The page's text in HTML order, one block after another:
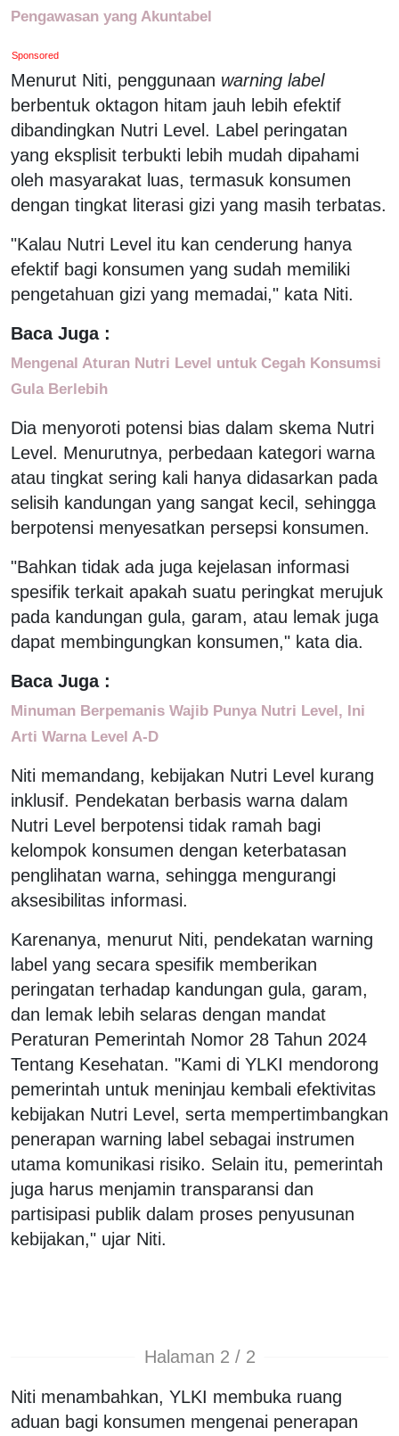
Pengawasan yang Akuntabel
Sponsored
Menurut Niti, penggunaan warning label
berbentuk oktagon hitam jauh lebih efektif
dibandingkan Nutri Level. Label peringatan
yang eksplisit terbukti lebih mudah dipahami
oleh masyarakat luas, termasuk konsumen
dengan tingkat literasi gizi yang masih terbatas.
"Kalau Nutri Level itu kan cenderung hanya
efektif bagi konsumen yang sudah memiliki
pengetahuan gizi yang memadai," kata Niti.
Baca Juga :
Mengenal Aturan Nutri Level untuk Cegah Konsumsi
Gula Berlebih
Dia menyoroti potensi bias dalam skema Nutri
Level. Menurutnya, perbedaan kategori warna
atau tingkat sering kali hanya didasarkan pada
selisih kandungan yang sangat kecil, sehingga
berpotensi menyesatkan persepsi konsumen.
"Bahkan tidak ada juga kejelasan informasi
spesifik terkait apakah suatu peringkat merujuk
pada kandungan gula, garam, atau lemak juga
dapat membingungkan konsumen," kata dia.
Baca Juga :
Minuman Berpemanis Wajib Punya Nutri Level, Ini
Arti Warna Level A-D
Niti memandang, kebijakan Nutri Level kurang
inklusif. Pendekatan berbasis warna dalam
Nutri Level berpotensi tidak ramah bagi
kelompok konsumen dengan keterbatasan
penglihatan warna, sehingga mengurangi
aksesibilitas informasi.
Karenanya, menurut Niti, pendekatan warning
label yang secara spesifik memberikan
peringatan terhadap kandungan gula, garam,
dan lemak lebih selaras dengan mandat
Peraturan Pemerintah Nomor 28 Tahun 2024
Tentang Kesehatan. "Kami di YLKI mendorong
pemerintah untuk meninjau kembali efektivitas
kebijakan Nutri Level, serta mempertimbangkan
penerapan warning label sebagai instrumen
utama komunikasi risiko. Selain itu, pemerintah
juga harus menjamin transparansi dan
partisipasi publik dalam proses penyusunan
kebijakan," ujar Niti.
Halaman 2 / 2
Niti menambahkan, YLKI membuka ruang
aduan bagi konsumen mengenai penerapan